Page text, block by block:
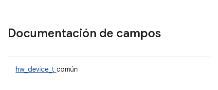
Documentación de campos
hw_device_t común